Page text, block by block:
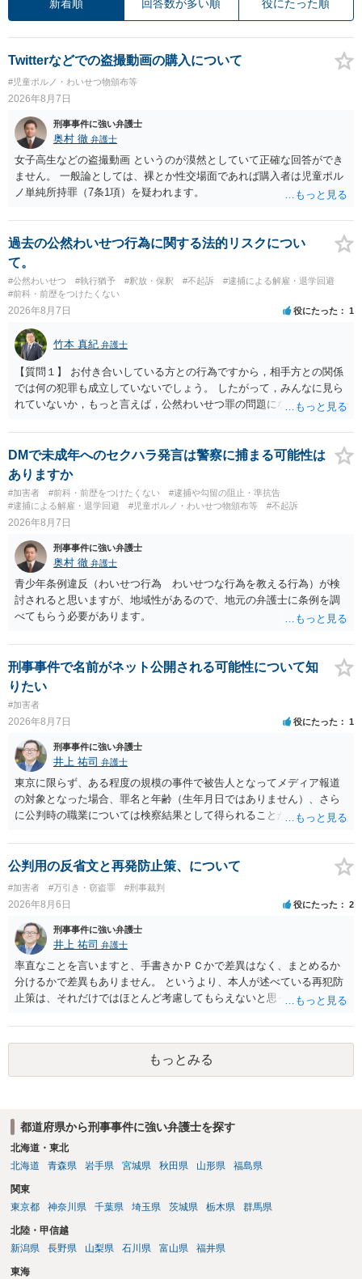
新着順 回答数が多い順 役にたった順
Twitterなどでの盗撮動画の購入について
#児童ポルノ・わいせつ物頒布等
2026年8月7日
刑事事件に強い弁護士
奥村 徹 弁護士
女子高生などの盗撮動画 というのが漠然としていて正確な回答ができ
ません。 一般論としては、裸とか性交場面であれば購入者は児童ポル
ノ単純所持罪（7条1項）を疑われます。
過去の公然わいせつ行為に関する法的リスクについ
て。
#公然わいせつ #執行猶予 #釈放・保釈 #不起訴
#逮捕による解雇・退学回避
#前科・前歴をつけたくない
2026年8月7日 役にたった 1
竹本 真紀 弁護士
【質問１】 お付き合いしている方との行為ですから，相手方との関係
では何の犯罪も成立していないでしょう。 したがって，みんなに見ら
れていないか，もっと言えば，公然わいせつ罪の問題にならないかの
然性は，不特定又は多数の方が認識できる状態か否かで判断されま
す。 本件は，車の中という閉鎖された空間で行っており，不特定又は
多数の方が認識するのは困難な状態ですから，公然性はないと思いま
す。 また，意図的に示そうとする故意が必要ですが，本件では，通過
する車両があると服を着ている（わいせつな状態をなくしている）の
ですから，むしろ見られないようにしており，故意が認められること
査の対象になることはありません。 警察から連絡がくることもないで
しょう。 【質問２】 見せようと思っていないことは，服を着たりする
行為から明らかです。したがいまして，注意を受けることさえありま
せん。まして，刑罰として罰せられることもありません。 【質問３】
以上のように犯罪の嫌疑が否定されますから，逮捕勾留される可能性
が成立することが前提ですので，不起訴とする理由としても前提を欠
いています。不起訴にするにしても，不起訴の可能性はありません。
あえて不起訴の理由を挙げるなら，「嫌疑不十分」か「嫌疑なし」で
す。
DMで未成年へのセクハラ発言は警察に捕まる可能性は
ありますか
#加害者 #前科・前歴をつけたくない
#逮捕や勾留の阻止・準抗告
#逮捕による解雇・退学回避
#児童ポルノ・わいせつ物頒布等 #不起訴
2026年8月7日
刑事事件に強い弁護士
奥村 徹 弁護士
青少年条例違反（わいせつ行為 わいせつな行為を教える行為）が検
討されると思いますが、地域性があるので、地元の弁護士に条例を調
べてもらう必要があります。
刑事事件で名前がネット公開される可能性について知
りたい
#加害者
2026年8月7日 役にたった 1
刑事事件に強い弁護士
井上 祐司 弁護士
東京に限らず、ある程度の規模の事件で被告人となってメディア報道
の対象となった場合、罪名と年齢（生年月日ではありません）、さら
に公判時の職業については検察結果として得られることが通常です。
公判用の反省文と再発防止策、について
#加害者 #万引き・窃盗罪 #刑事裁判
2026年8月6日 役にたった 2
刑事事件に強い弁護士
井上 祐司 弁護士
率直なことを言いますと、手書きかＰＣかで差異はなく、まとめるか
分けるかで差異もありません。 というより、本人が述べている再犯防
止策は、それだけではほとんど考慮してもらえないと思った方が良い
やカウンセリング・治療の内容 ・利用している再犯防止策（例えば保
護観察所と連携した職業支援の内容や具体的な就労・監督状況） ・監
督者の証言 など、証拠で担保された客観性と実現可能性があるもので
なければあまり意味がありません。 もともと執行猶予が狙える事案で
いうのが実感です。
もっとみる
都道府県から刑事事件に強い弁護士を探す
北海道・東北
北海道
青森県 岩手県 宮城県 秋田県 山形県 福島県
関東
東京都
神奈川県 千葉県 埼玉県 茨城県 栃木県 群馬県
北陸・甲信越
新潟県
長野県 山梨県 石川県 富山県 福井県
東海